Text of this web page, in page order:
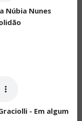
Núbia Nunes
- Em algum